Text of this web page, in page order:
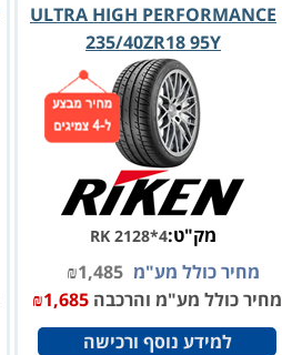
ULTRA HIGH PERFORMANCE
235/40ZR18 95Y
מק"ט:RK 2128*4
מחיר כולל מע"מ ₪1,485
מחיר כולל מע"מ והרכבה
₪1,685
למידע נוסף ורכישה